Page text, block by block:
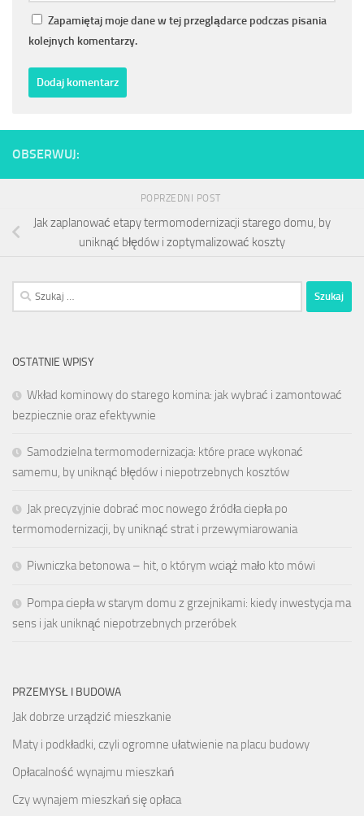
Zapamiętaj moje dane w tej przeglądarce podczas pisania
kolejnych komentarzy.
OBSERWUJ:
POPRZEDNI POST
Jak zaplanować etapy termomodernizacji starego domu, by
uniknąć błędów i zoptymalizować koszty
Szukaj:
OSTATNIE WPISY
Wkład kominowy do starego komina: jak wybrać i zamontować
bezpiecznie oraz efektywnie
Samodzielna termomodernizacja: które prace wykonać
samemu, by uniknąć błędów i niepotrzebnych kosztów
Jak precyzyjnie dobrać moc nowego źródła ciepła po
termomodernizacji, by uniknąć strat i przewymiarowania
Piwniczka betonowa – hit, o którym wciąż mało kto mówi
Pompa ciepła w starym domu z grzejnikami: kiedy inwestycja ma
sens i jak uniknąć niepotrzebnych przeróbek
PRZEMYSŁ I BUDOWA
Jak dobrze urządzić mieszkanie
Maty i podkładki, czyli ogromne ułatwienie na placu budowy
Opłacalność wynajmu mieszkań
Czy wynajem mieszkań się opłaca